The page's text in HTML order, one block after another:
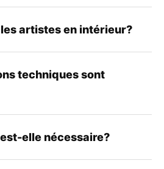
artistes en intérieur?
techniques sont
elle nécessaire?